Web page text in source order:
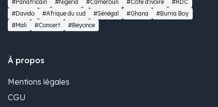
#Panafricain #Nigeria #Cameroun #Côte d'ivoire
#RDC
#Davido
#Afrique du sud #Sénégal #Ghana
#Burna Boy
#Mali
#Concert #Beyonce
À propos
Mentions légales
CGU